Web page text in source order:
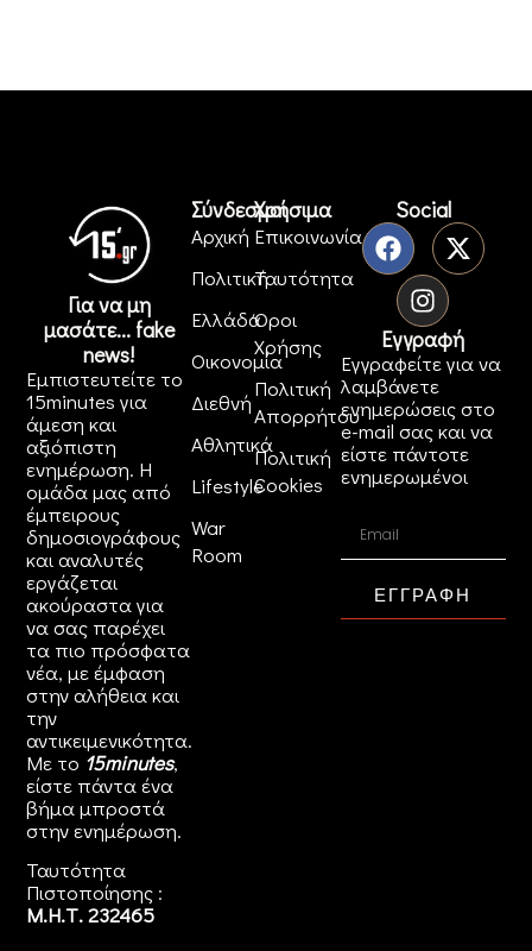
Για να μη
μασάτε... fake
news!
Εμπιστευτείτε το
15minutes για
άμεση και
αξιόπιστη
ενημέρωση. Η
ομάδα μας από
έμπειρους
δημοσιογράφους
και αναλυτές
εργάζεται
ακούραστα για
να σας παρέχει
τα πιο πρόσφατα
νέα, με έμφαση
στην αλήθεια και
την
αντικειμενικότητα.
Με το 15minutes,
είστε πάντα ένα
βήμα μπροστά
στηνενημέρωση.
Ταυτότητα
Πιστοποίησης :
Μ.Η.Τ. 232465
Σύνδεσμοι
Αρχική
Πολιτική
Ελλάδα
Οικονομία
Διεθνή
Αθλητικά
Lifestyle
War
Room
Χρήσιμα
Επικοινωνία
Ταυτότητα
Όροι
Χρήσης
Πολιτική
Απορρήτου
Πολιτική
Cookies
Social
Εγγραφή
Εγγραφείτε για να
λαμβάνετε
ενημερώσεις στο
e-mail σας και να
είστε πάντοτε
ενημερωμένοι
ΕΓΓΡΑΦΗ